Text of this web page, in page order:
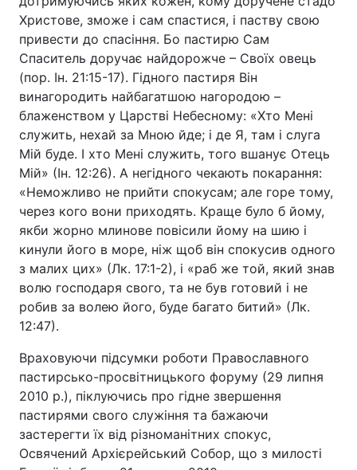
Христове, зможе і сам спастися, і паству свою
привести до спасіння. Бо пастирю Сам
Спаситель доручає найдорожче – Своїх овець
(пор. Ін. 21:15-17). Гідного пастиря Він
винагородить найбагатшою нагородою –
блаженством у Царстві Небесному: «Хто Мені
служить, нехай за Мною йде; і де Я, там і слуга
Мій буде. І хто Мені служить, того вшанує Отець
Мій» (Ін. 12:26). А негідного чекають покарання:
«Неможливо не прийти спокусам; але горе тому,
через кого вони приходять. Краще було б йому,
якби жорно млинове повісили йому на шию і
кинули його в море, ніж щоб він спокусив одного
з малих цих» (Лк. 17:1-2), і «раб же той, який знав
волю господаря свого, та не був готовий і не
робив за волею його, буде багато битий» (Лк.
12:47).
Враховуючи підсумки роботи Православного
пастирсько-просвітницького форуму (29 липня
2010 р.), піклуючись про гідне звершення
пастирями свого служіння та бажаючи
застерегти їх від різноманітних спокус,
Освячений Архієрейський Собор, що з милості